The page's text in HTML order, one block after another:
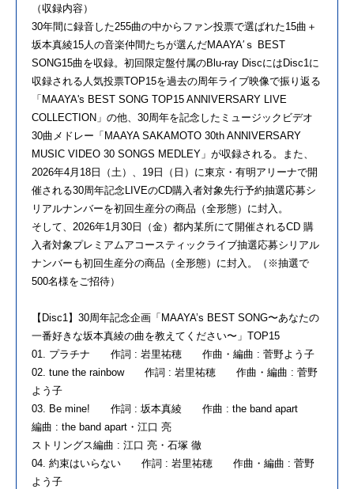
（収録内容）
30年間に録音した255曲の中からファン投票で選ばれた15曲＋
坂本真綾15人の音楽仲間たちが選んだMAAYA′ｓ BEST
SONG15曲を収録。初回限定盤付属のBlu-ray DiscにはDisc1に
収録される人気投票TOP15を過去の周年ライブ映像で振り返る
「MAAYA's BEST SONG TOP15 ANNIVERSARY LIVE
COLLECTION」の他、30周年を記念したミュージックビデオ
30曲メドレー「MAAYA SAKAMOTO 30th ANNIVERSARY
MUSIC VIDEO 30 SONGS MEDLEY」が収録される。また、
2026年4月18日（土）、19日（日）に東京・有明アリーナで開
催される30周年記念LIVEのCD購入者対象先行予約抽選応募シ
リアルナンバーを初回生産分の商品（全形態）に封入。
そして、2026年1月30日（金）都内某所にて開催されるCD 購
入者対象プレミアムアコースティックライブ抽選応募シリアル
ナンバーも初回生産分の商品（全形態）に封入。（※抽選で
500名様をご招待）
【Disc1】30周年記念企画「MAAYA’s BEST SONG〜あなたの
一番好きな坂本真綾の曲を教えてください〜」TOP15
01. プラチナ 作詞 : 岩里祐穂 作曲・編曲 : 菅野よう子
02. tune the rainbow 作詞 : 岩里祐穂 作曲・編曲 : 菅野
よう子
03. Be mine! 作詞 : 坂本真綾 作曲 : the band apart
編曲 : the band apart・江口 亮
ストリングス編曲 : 江口 亮・石塚 徹
04. 約束はいらない 作詞 : 岩里祐穂 作曲・編曲 : 菅野
よう子